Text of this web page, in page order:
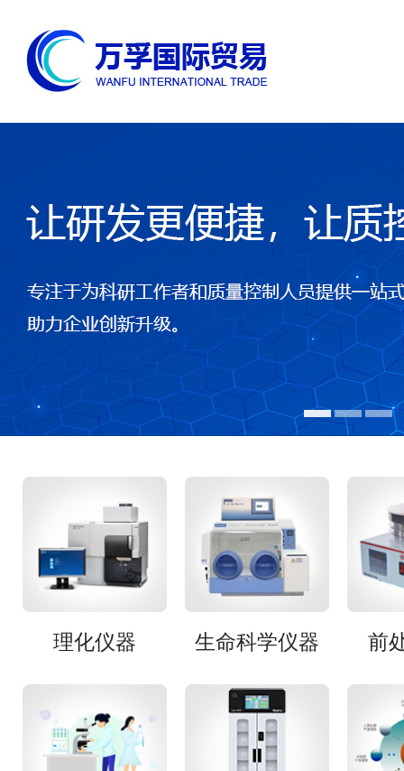
理化仪器 生命科学仪器 前